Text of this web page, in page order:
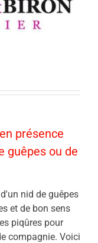
présence
guêpes ou de
nid de guêpes
et de bon sens
piqûres pour
compagnie. Voici